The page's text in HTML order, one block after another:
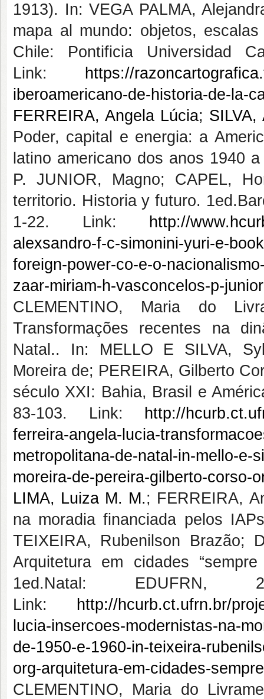
1913). In: VEGA PALMA,
mapa al mundo: objetos,
Chile: Pontificia Universidad
Link:
https://
iberoamericano-de-historia-de-la-
FERREIRA, Angela Lúcia; SILVA,
Poder, capital e energia: a
latino americano dos anos 1940
P. JUNIOR, Magno; CAPEL,
territorio. Historia y futuro.
1-22. Link:
http://
alexsandro-f-c-simonini-yuri-e-
foreign-power-co-e-o-
zaar-miriam-h-vasconcelos-p-
CLEMENTINO, Maria do
Transformações recentes na
Natal.. In: MELLO E SILVA,
Moreira de; PEREIRA, Gilberto
século XXI: Bahia, Brasil e
83-103. Link:
http://
ferreira-angela-lucia-
metropolitana-de-natal-in-mello-e-
moreira-de-pereira-gilberto-corso-
LIMA, Luiza M. M.; FERREIRA,
na moradia financiada pelos
TEIXEIRA, Rubenilson Brazão;
Arquitetura em cidades
1ed.Natal:
Link:
http://hcurb.ct.ufrn.br/
lucia-insercoes-modernistas-na-
de-1950-e-1960-in-teixeira-
org-arquitetura-em-cidades-
CLEMENTINO, Maria do